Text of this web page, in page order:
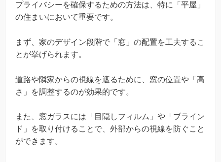
プライバシーを確保するための方法は、特に「平屋」
の住まいにおいて重要です。
まず、家のデザイン段階で「窓」の配置を工夫するこ
とが挙げられます。
道路や隣家からの視線を遮るために、窓の位置や「高
さ」を調整するのが効果的です。
また、窓ガラスには「目隠しフィルム」や「ブライン
ド」を取り付けることで、外部からの視線を防ぐこと
ができます。